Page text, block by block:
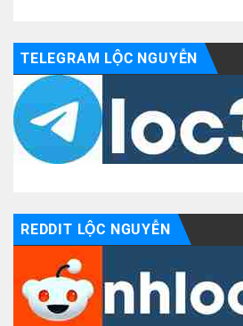
TELEGRAM LỘC NGUYỄN
REDDIT LỘC NGUYỄN